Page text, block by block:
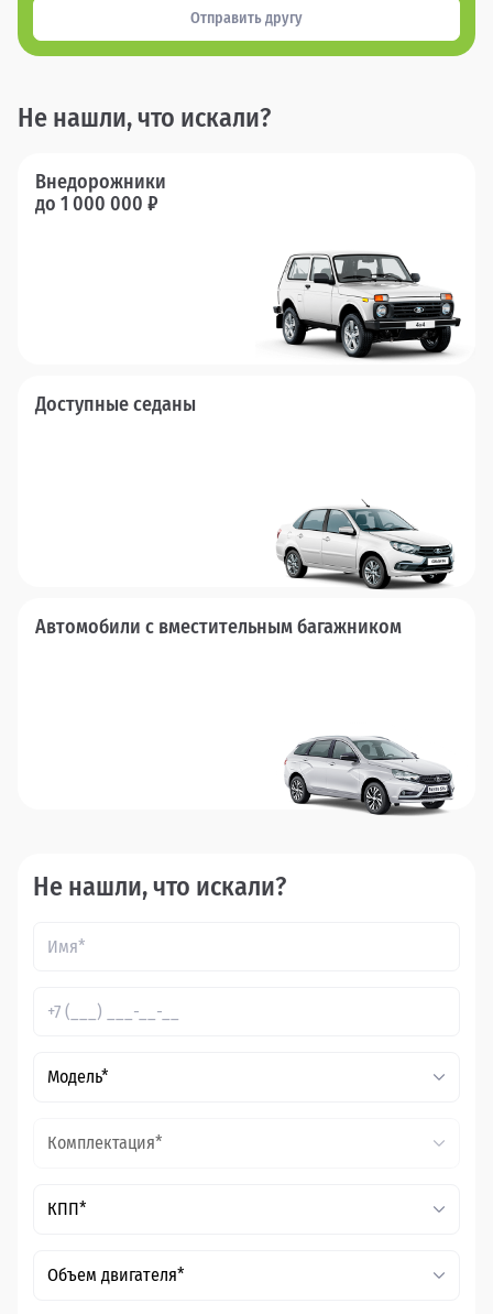
Отправить другу
Не нашли, что искали?
Внедорожники
до 1 000 000 ₽
Доступные седаны
Автомобили с вместительным багажником
Не нашли, что искали?
Модель*
Комплектация*
КПП*
Объем двигателя*